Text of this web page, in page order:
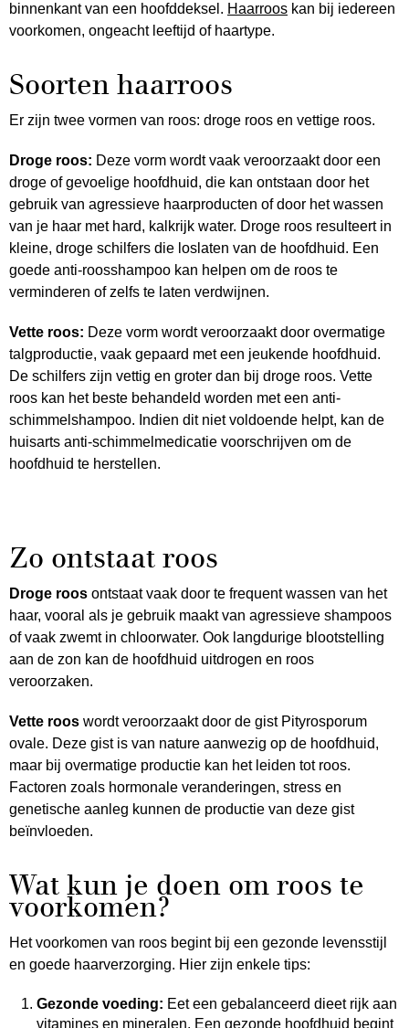
binnenkant van een hoofddeksel. Haarroos kan bij iedereen
voorkomen, ongeacht leeftijd of haartype.
Soorten haarroos
Er zijn twee vormen van roos: droge roos en vettige roos.
Droge roos: Deze vorm wordt vaak veroorzaakt door een
droge of gevoelige hoofdhuid, die kan ontstaan door het
gebruik van agressieve haarproducten of door het wassen
van je haar met hard, kalkrijk water. Droge roos resulteert in
kleine, droge schilfers die loslaten van de hoofdhuid. Een
goede anti-roosshampoo kan helpen om de roos te
verminderen of zelfs te laten verdwijnen.
Vette roos: Deze vorm wordt veroorzaakt door overmatige
talgproductie, vaak gepaard met een jeukende hoofdhuid.
De schilfers zijn vettig en groter dan bij droge roos. Vette
roos kan het beste behandeld worden met een anti-
schimmelshampoo. Indien dit niet voldoende helpt, kan de
huisarts anti-schimmelmedicatie voorschrijven om de
hoofdhuid te herstellen.
Zo ontstaat roos
Droge roos ontstaat vaak door te frequent wassen van het
haar, vooral als je gebruik maakt van agressieve shampoos
of vaak zwemt in chloorwater. Ook langdurige blootstelling
aan de zon kan de hoofdhuid uitdrogen en roos
veroorzaken.
Vette roos wordt veroorzaakt door de gist Pityrosporum
ovale. Deze gist is van nature aanwezig op de hoofdhuid,
maar bij overmatige productie kan het leiden tot roos.
Factoren zoals hormonale veranderingen, stress en
genetische aanleg kunnen de productie van deze gist
beïnvloeden.
Wat kun je doen om roos te
voorkomen?
Het voorkomen van roos begint bij een gezonde levensstijl
en goede haarverzorging. Hier zijn enkele tips:
Gezonde voeding: Eet een gebalanceerd dieet rijk aan
vitamines en mineralen. Een gezonde hoofdhuid begint